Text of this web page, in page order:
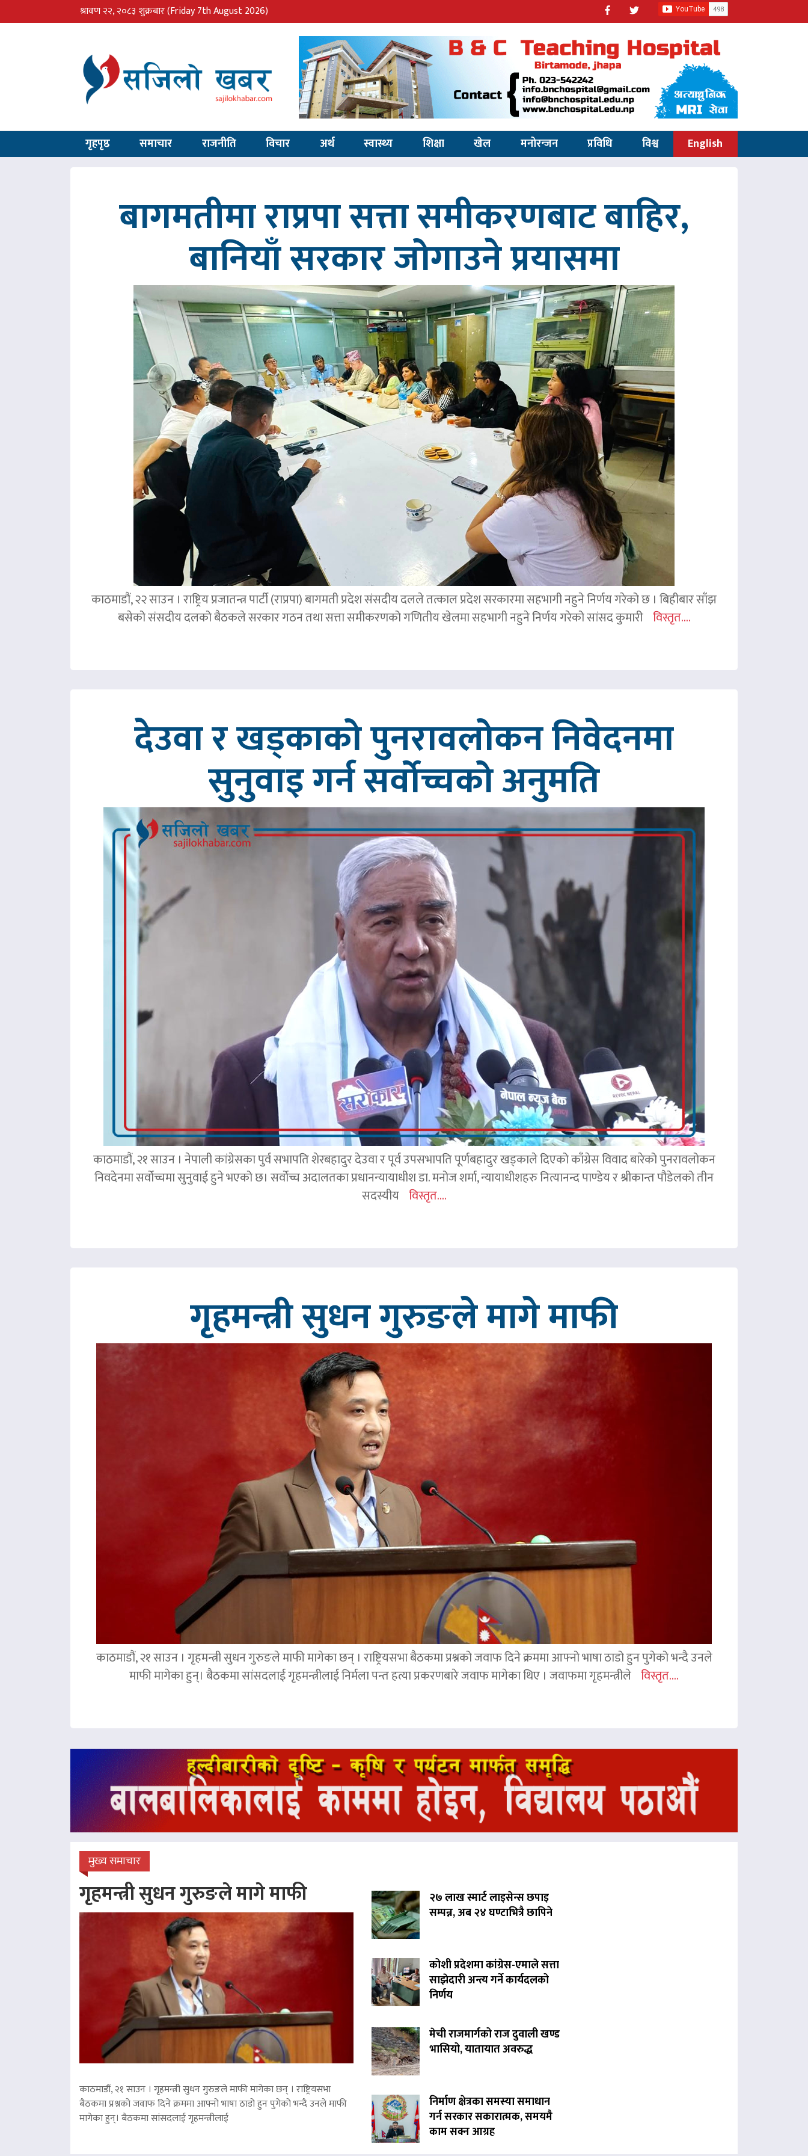
श्रावण २२, २०८३ शुक्रबार(Friday 7th August 2026)
गृहपृष्ठ समाचार राजनीति विचार अर्थ स्वास्थ्य शिक्षा खेल मनोरन्जन प्रविधि विश्व English
बागमतीमा राप्रपा सत्ता समीकरणबाट बाहिर,
बानियाँ सरकार जोगाउने प्रयासमा
काठमाडौं, २२ साउन । राष्ट्रिय प्रजातन्त्र पार्टी (राप्रपा) बागमती प्रदेश संसदीय दलले तत्काल प्रदेश सरकारमा सहभागी नहुने निर्णय गरेको छ । बिहीबार साँझ
बसेको संसदीय दलको बैठकले सरकार गठन तथा सत्ता समीकरणको गणितीय खेलमा सहभागी नहुने निर्णय गरेको सांसद कुमारी विस्तृत....
देउवा र खड्काको पुनरावलोकन निवेदनमा
सुनुवाइ गर्न सर्वोच्चको अनुमति
काठमाडौं, २१ साउन । नेपाली कांग्रेसका पुर्व सभापति शेरबहादुर देउवा र पूर्व उपसभापति पूर्णबहादुर खड्काले दिएको काँग्रेस विवाद बारेको पुनरावलोकन
निवदेनमा सर्वोच्चमा सुनुवाई हुने भएको छ। सर्वोच्च अदालतका प्रधानन्यायाधीश डा. मनोज शर्मा, न्यायाधीशहरु नित्यानन्द पाण्डेय र श्रीकान्त पौडेलको तीन
सदस्यीय विस्तृत....
गृहमन्त्री सुधन गुरुङले मागे माफी
काठमाडौं, २१ साउन । गृहमन्त्री सुधन गुरुङले माफी मागेका छन् । राष्ट्रियसभा बैठकमा प्रश्नको जवाफ दिने क्रममा आफ्नो भाषा ठाडो हुन पुगेको भन्दै उनले
माफी मागेका हुन्। बैठकमा सांसदलाई गृहमन्त्रीलाई निर्मला पन्त हत्या प्रकरणबारे जवाफ मागेका थिए । जवाफमा गृहमन्त्रीले विस्तृत....
मुख्य समाचार
गृहमन्त्री सुधन गुरुङले मागे माफी
काठमाडौं, २१ साउन । गृहमन्त्री सुधन गुरुङले माफी मागेका छन् । राष्ट्रियसभा
बैठकमा प्रश्नको जवाफ दिने क्रममा आफ्नो भाषा ठाडो हुन पुगेको भन्दै उनले माफी
मागेका हुन्। बैठकमा सांसदलाई गृहमन्त्रीलाई
२७ लाख स्मार्ट लाइसेन्स छपाइ
सम्पन्न, अब २४ घण्टाभित्रै छापिने
कोशी प्रदेशमा कांग्रेस-एमाले सत्ता
साझेदारी अन्त्य गर्ने कार्यदलको
निर्णय
मेची राजमार्गको राज दुवाली खण्ड
भासियो, यातायात अवरुद्ध
निर्माण क्षेत्रका समस्या समाधान
गर्न सरकार सकारात्मक, समयमै
काम सक्न आग्रह